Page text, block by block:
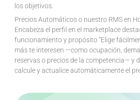
los objetivos.
Precios Automáticos o nuestro RMS en
Encabeza el perfil en el marketplace
funcionamiento y propósito “Elige
más te interesen —como ocupación,
reservas o precios de la competencia— y
calcule y actualice automáticamente el